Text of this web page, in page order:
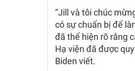
“Jill và tôi chúc
có sự chuẩn bị để
đã thể hiện rõ rằng
Hạ viện đã được
Biden viết.